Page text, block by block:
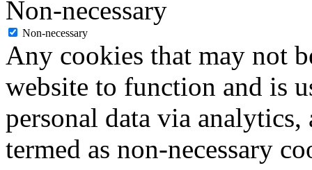
Non-necessary
Non-necessary
Any cookies that may not
website to function and is
personal data via analytics,
termed as non-necessary